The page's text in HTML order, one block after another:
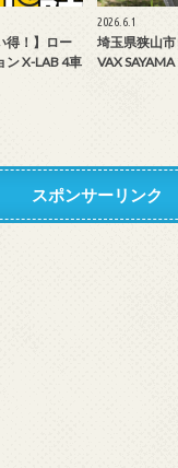
得！】ロー
ン X-LAB 4車
2026.6.1
埼玉県狭山
VAX
スポンサーリンク